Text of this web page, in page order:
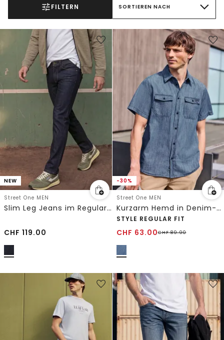
FILTERN SORTIEREN NACH
NEW
Street One MEN
Slim Leg Jeans im Regular Fit
CHF 119.00
-30%
Street One MEN
Kurzarm Hemd in Denim-Optik
STYLE REGULAR FIT
CHF 63.00CHF89.90